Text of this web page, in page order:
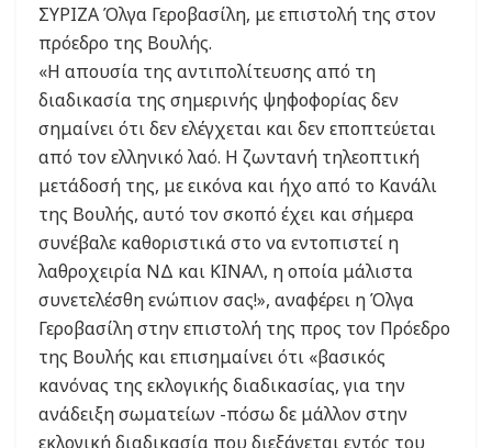
ΣΥΡΙΖΑ Όλγα Γεροβασίλη, με επιστολή της στον
πρόεδρο της Βουλής.
«Η απουσία της αντιπολίτευσης από τη
διαδικασία της σημερινής ψηφοφορίας δεν
σημαίνει ότι δεν ελέγχεται και δεν εποπτεύεται
από τον ελληνικό λαό. Η ζωντανή τηλεοπτική
μετάδοσή της, με εικόνα και ήχο από το Κανάλι
της Βουλής, αυτό τον σκοπό έχει και σήμερα
συνέβαλε καθοριστικά στο να εντοπιστεί η
λαθροχειρία ΝΔ και ΚΙΝΑΛ, η οποία μάλιστα
συνετελέσθη ενώπιον σας!», αναφέρει η Όλγα
Γεροβασίλη στην επιστολή της προς τον Πρόεδρο
της Βουλής και επισημαίνει ότι «βασικός
κανόνας της εκλογικής διαδικασίας, για την
ανάδειξη σωματείων -πόσω δε μάλλον στην
εκλογική διαδικασία που διεξάγεται εντός του